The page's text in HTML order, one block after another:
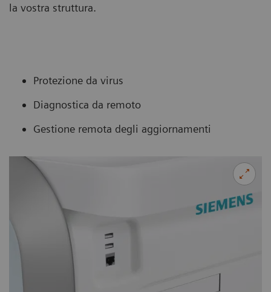
la vostra struttura.
Protezione da virus
Diagnostica da remoto
Gestione remota degli aggiornamenti